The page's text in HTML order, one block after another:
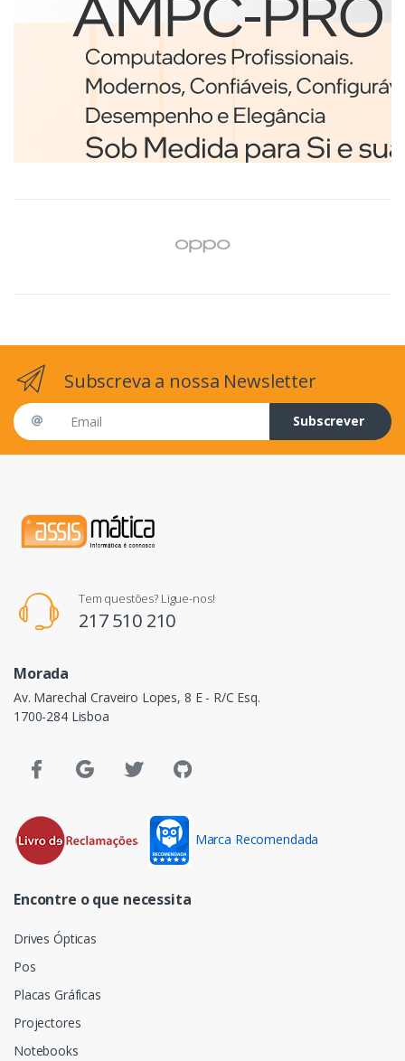
Brother BCS-1J074102-121
etiqueta para impressão
Branco
€98,75
Subscreva a nossa Newsletter
Email address
Subscrever
Tem questões? Ligue-nos!
217 510 210
Morada
Av. Marechal Craveiro Lopes, 8 E - R/C Esq.
1700-284 Lisboa
Marca Recomendada
Encontre o que necessita
Drives Ópticas
Pos
Placas Gráficas
Projectores
Notebooks